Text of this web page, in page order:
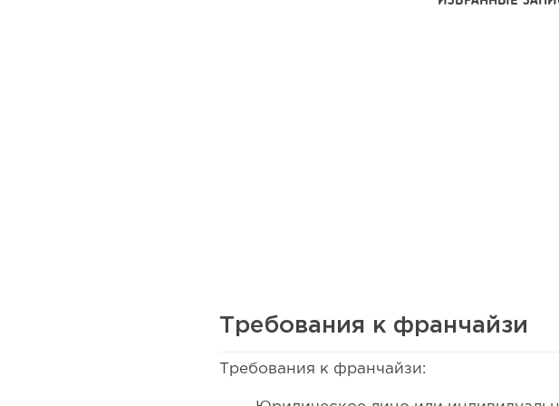
80
Требования к франчайзи
Требования к франчайзи: